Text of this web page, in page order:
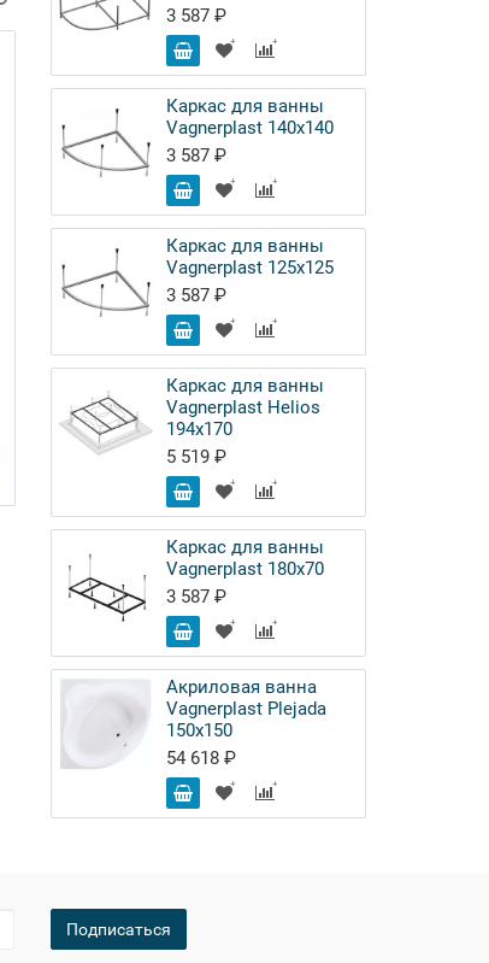
Ножки для поддона Good Door
Эклипс УК00009
1 175 ₽
+
3 587 ₽
Каркас для ванны
Vagnerplast 140х140
3 587 ₽
Каркас для ванны
Vagnerplast 125х125
3 587 ₽
Каркас для ванны
Vagnerplast Helios
194x170
5 519 ₽
Каркас для ванны
Vagnerplast 180х70
3 587 ₽
Акриловая ванна
Vagnerplast Plejada
150x150
54 618 ₽
Подписаться